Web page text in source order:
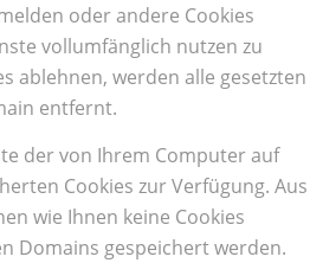
oder andere Cookies
vollumfänglich nutzen zu
ablehnen, werden alle gesetzten
entfernt.
der von Ihrem Computer auf
Cookies zur Verfügung. Aus
wie Ihnen keine Cookies
Domains gespeichert werden.